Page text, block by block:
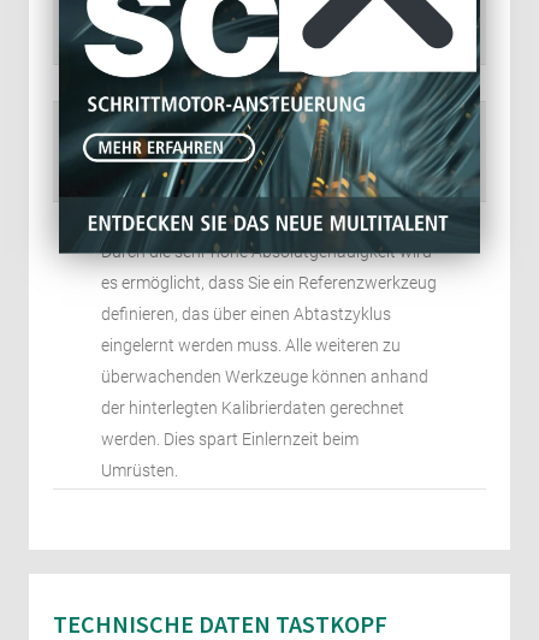
Überwacht eine Vielzahl von Werkzeugen
unterschiedlicher Länge.
Absoluter Drehgeber
Positions-, drehzahl- und
drehmomentgeregelter Antrieb mit sanftem
Auftreffen am Werkzeug
Vermessung eines Referenzwerkzeugs:
Durch die sehr hohe Absolutgenauigkeit wird
es ermöglicht, dass Sie ein Referenzwerkzeug
definieren, das über einen Abtastzyklus
eingelernt werden muss. Alle weiteren zu
überwachenden Werkzeuge können anhand
der hinterlegten Kalibrierdaten gerechnet
werden. Dies spart Einlernzeit beim
Umrüsten.
TECHNISCHE DATEN TASTKOPF